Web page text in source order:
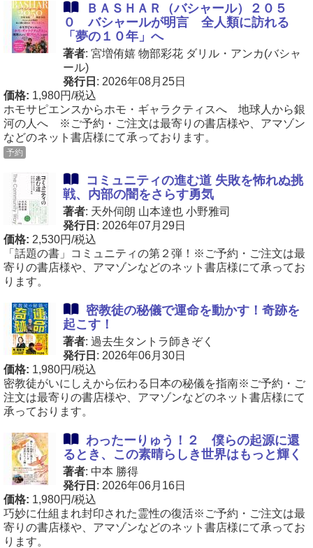
ＢＡＳＨＡＲ（バシャール）２０５
０ バシャールが明言 全人類に訪れる
「夢の１０年」へ
著者: 宮増侑嬉 物部彩花 ダリル・アンカ(バシャ
ール)
発行日 : 2026年08月25日
価格: 1,980円/税込
ホモサピエンスからホモ・ギャラクティスへ 地球人から銀
河の人へ ※ご予約・ご注文は最寄りの書店様や、アマゾン
などのネット書店様にて承っております。
予約
コミュニティの進む道 失敗を怖れぬ挑
戦、内部の闇をさらす勇気
著者: 天外伺朗 山本達也 小野雅司
発行日 : 2026年07月29日
価格: 2,530円/税込
「話題の書」コミュニティの第２弾！※ご予約・ご注文は最
寄りの書店様や、アマゾンなどのネット書店様にて承ってお
ります。
密教徒の秘儀で運命を動かす！奇跡を
起こす！
著者: 過去生タントラ師きぞく
発行日 : 2026年06月30日
価格: 1,980円/税込
密教徒がいにしえから伝わる日本の秘儀を指南※ご予約・ご
注文は最寄りの書店様や、アマゾンなどのネット書店様にて
承っております。
わったーりゅう！２ 僕らの起源に還
るとき、この素晴らしき世界はもっと輝く
著者: 中本 勝得
発行日 : 2026年06月16日
価格: 1,980円/税込
巧妙に仕組まれ封印された霊性の復活※ご予約・ご注文は最
寄りの書店様や、アマゾンなどのネット書店様にて承ってお
ります。